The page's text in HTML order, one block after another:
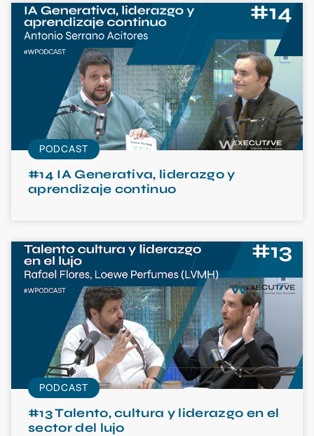
PODCAST
#14 IA Generativa, liderazgo y
aprendizaje continuo
PODCAST
#13 Talento, cultura y liderazgo en el
sector del lujo